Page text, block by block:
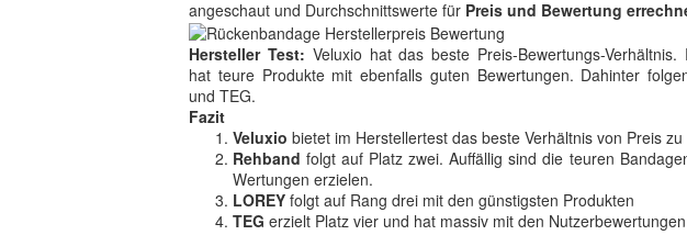
angeschaut und Durchschnittswerte für Preis und Bewertung
Hersteller Test: Veluxio hat das beste Preis-Bewertungs-Verhältnis.
hat teure Produkte mit ebenfalls guten Bewertungen. Dahinter
und TEG.
Fazit
Veluxio bietet im Herstellertest das beste Verhältnis von Preis
Rehband folgt auf Platz zwei. Auffällig sind die teuren
Wertungen erzielen.
LOREY folgt auf Rang drei mit den günstigsten Produkten
TEG erzielt Platz vier und hat massiv mit den